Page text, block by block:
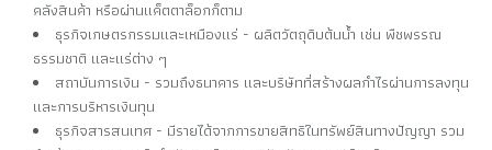
คลังสินค้า หรือผ่านแค็ตตาล็อกก็ตาม
ธุรกิจเกษตรกรรมและเหมืองแร่ - ผลิตวัตถุดิบต้นน้ำ เช่น พืชพรรณ
ธรรมชาติ และแร่ต่าง ๆ
สถาบันการเงิน - รวมถึงธนาคาร และบริษัทที่สร้างผลกำไรผ่านการลงทุน
และการบริหารเงินทุน
ธุรกิจสารสนเทศ - มีรายได้จากการขายสิทธิในทรัพย์สินทางปัญญา รวม